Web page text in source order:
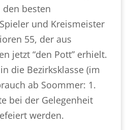
besten
und Kreismeister
55, der aus
jetzt “den Pott” erhielt.
die Bezirksklasse (im
ab Soommer: 1.
bei der Gelegenheit
werden.